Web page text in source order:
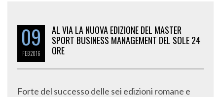
09
FEB2016
AL VIA LA NUOVA EDIZIONE DEL MASTER
SPORT BUSINESS MANAGEMENT DEL SOLE 24
ORE
Forte del successo delle sei edizioni romane e